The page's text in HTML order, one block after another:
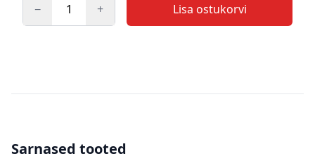
− + Lisa ostukorvi
Sarnased tooted